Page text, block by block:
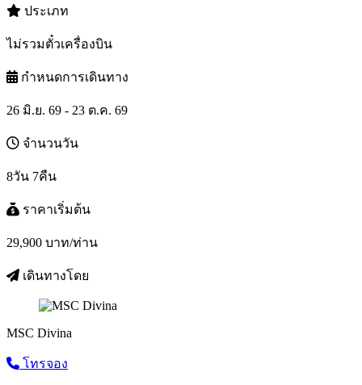
ประเภท
ไม่รวมตั๋วเครื่องบิน
กำหนดการเดินทาง
26 มิ.ย. 69 - 23 ต.ค. 69
จำนวนวัน
8วัน 7คืน
ราคาเริ่มต้น
29,900 บาท/ท่าน
เดินทางโดย
MSC Divina
โทรจอง